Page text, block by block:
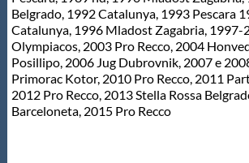
Belgrado, 1992 Catalunya, 1993 Pescara
Catalunya, 1996 Mladost Zagabria, 1997-
Olympiacos, 2003 Pro Recco, 2004
Posillipo, 2006 Jug Dubrovnik, 2007 e
Primorac Kotor, 2010 Pro Recco, 2011
2012 Pro Recco, 2013 Stella Rossa
Barceloneta, 2015 Pro Recco